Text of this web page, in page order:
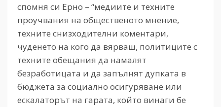
спомня си Ерно – “медиите и техните
проучвания на общественото мнение,
техните снизходителни коментари,
чуденето на кого да вярваш, политиците с
техните обещания да намалят
безработицата и да запълнят дупката в
бюджета за социално осигуряване или
ескалаторът на гарата, който винаги бе